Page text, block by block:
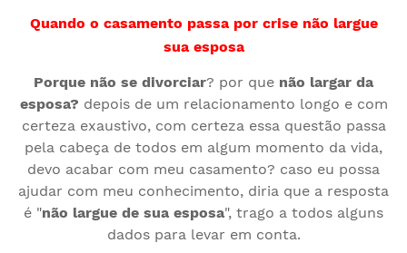
Quando o casamento passa por crise não largue
sua esposa
Porque não se divorciar? por que não largar da
esposa? depois de um relacionamento longo e com
certeza exaustivo, com certeza essa questão passa
pela cabeça de todos em algum momento da vida,
devo acabar com meu casamento? caso eu possa
ajudar com meu conhecimento, diria que a resposta
é "não largue de sua esposa", trago a todos alguns
dados para levar em conta.